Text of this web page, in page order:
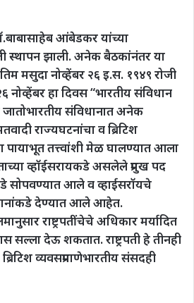
आंबेडकर यांच्या
स्थापन झाली. अनेक बैठकांनंतर या
मसुदा नोव्हेंबर २६ इ.स. १९४९ रोजी
नोव्हेंबर हा दिवस “भारतीय संविधान
संविधानात अनेक
राज्यघटनांचा व ब्रिटिश
पायाभूत तत्त्वांशी मेळ घालण्यात आला
व्हॉईसरायकडे असलेले प्रमुख पद
सोपवण्यात आले व व्हाईसरॉयचे
देण्यात आले आहेत.
राष्ट्रपतींचेचे अधिकार मर्यादित
देऊ शकतात. राष्ट्रपती हे तीनही
व्यवसप्रमाणेभारतीय संसदही